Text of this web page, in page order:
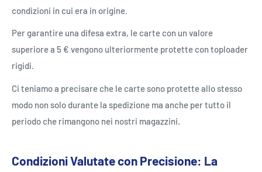
condizioni in cui era in origine.
Per garantire una difesa extra, le carte con un valore
superiore a 5 € vengono ulteriormente protette con toploader
rigidi.
Ci teniamo a precisare che le carte sono protette allo stesso
modo non solo durante la spedizione ma anche per tutto il
periodo che rimangono nei nostri magazzini.
Condizioni Valutate con Precisione: La